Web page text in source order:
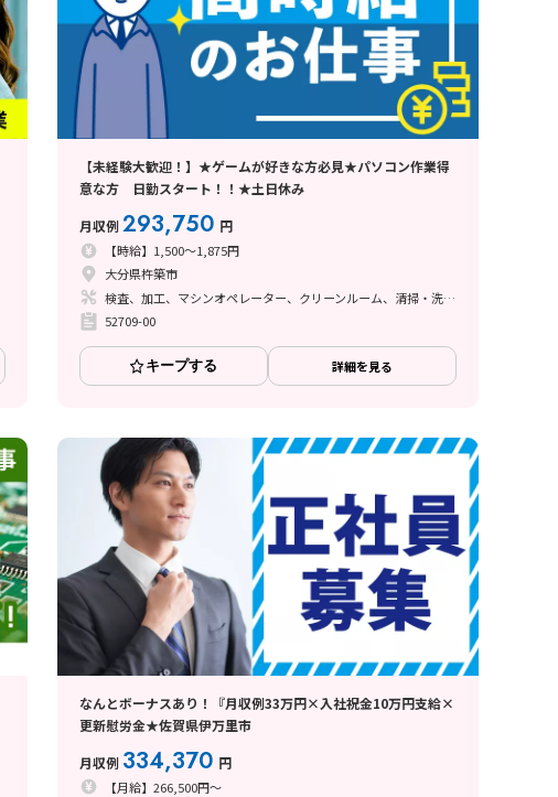
【未経験大歓迎！】★ゲームが好きな方必見★パソコン作業得
意な方 日勤スタート！！★土日休み
月収例293,750 円
【時給】1,500～1,875円
大分県杵築市
検査、加工、マシンオペレーター、クリーンルーム、清掃・洗浄、品質管理
52709-00
キープする 詳細を見る
なんとボーナスあり！『月収例33万円×入社祝金10万円支給×
更新慰労金★佐賀県伊万里市
月収例 334,370 円
【月給】266,500円～